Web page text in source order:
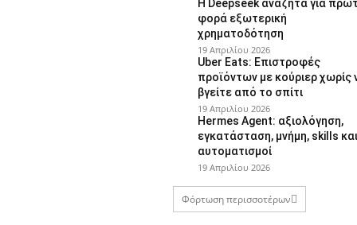
Η Deepseek αναζητά για
φορά εξωτερική
χρηματοδότηση
19 Απριλίου 2026
Uber Eats: Επιστροφές
προϊόντων με κούριερ χωρίς
βγείτε από το σπίτι
19 Απριλίου 2026
Hermes Agent: αξιολόγηση,
εγκατάσταση, μνήμη, skills και
αυτοματισμοί
19 Απριλίου 2026
Φόρτωση περισσοτέρων